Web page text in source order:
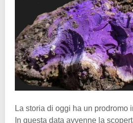
La storia di oggi ha un prodromo
In questa data avvenne la